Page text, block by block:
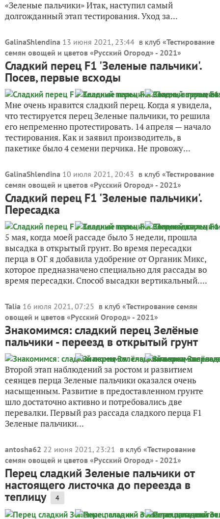
«Зеленые пальчики» Итак, наступил самый
долгожданный этап тестирования. Уход за...
GalinaShlendina 13 июня 2021, 23:44 в клуб «Тестирование
семян овощей и цветов «Русский Огород» - 2021»
Сладкий перец F1 'Зеленые пальчики'.
Посев, первые всходы
Мне очень нравится сладкий перец. Когда я увидела,
что тестируется перец Зеленые пальчики, то решила
его непременно протестировать. 14 апреля — начало
тестирования. Как и заявил производитель, в
пакетике было 4 семени перчика. Не провожу...
GalinaShlendina 10 июля 2021, 20:43 в клуб «Тестирование
семян овощей и цветов «Русский Огород» - 2021»
Сладкий перец F1 'Зеленые пальчики'.
Пересадка
5 мая, когда моей рассаде было 3 недели, прошла
высадка в открытый грунт. Во время пересадки
перца в ОГ я добавила удобрение от Органик Микс,
которое предназначено специально для рассады во
время пересадки. Способ высадки вертикальный....
Talia 16 июля 2021, 07:25 в клуб «Тестирование семян
овощей и цветов «Русский Огород» - 2021»
Знакомимся: сладкий перец Зелёные
пальчики - переезд в открытый грунт
Второй этап наблюдений за ростом и развитием
сеянцев перца Зеленые пальчики оказался очень
насыщенным. Развитие в предоставленном грунте
шло достаточно активно и потребовались две
перевалки. Первый раз рассада сладкого перца F1
Зеленые пальчики...
antosha62 22 июня 2021, 23:21 в клуб «Тестирование
семян овощей и цветов «Русский Огород» - 2021»
Перец сладкий Зеленые пальчики от
настоящего листочка до переезда в
теплицу 4